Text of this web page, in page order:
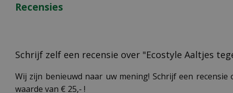
Recensies
Schrijf zelf een recensie over "Ecostyle Aaltjes
Wij zijn benieuwd naar uw mening! Schrijf een recensie
waarde van € 25,- !